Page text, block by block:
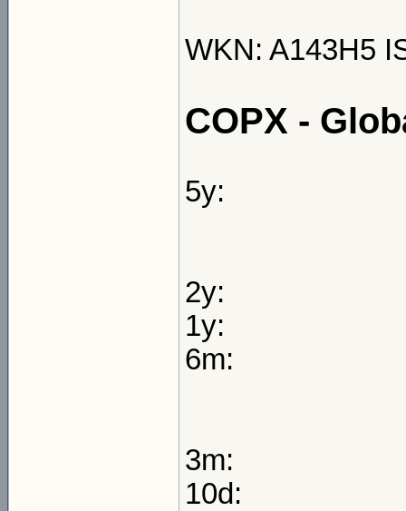
WKN: A143H5
COPX -
5y:
2y:
1y:
6m:
3m:
10d: